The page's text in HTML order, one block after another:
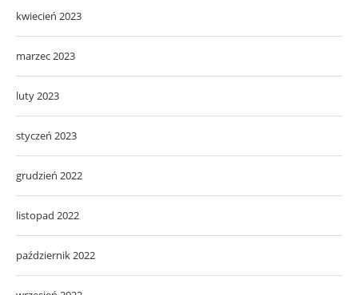
kwiecień 2023
marzec 2023
luty 2023
styczeń 2023
grudzień 2022
listopad 2022
październik 2022